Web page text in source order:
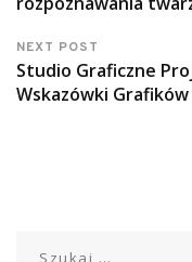
NEXT POST
Studio Graficzne
Wskazówki